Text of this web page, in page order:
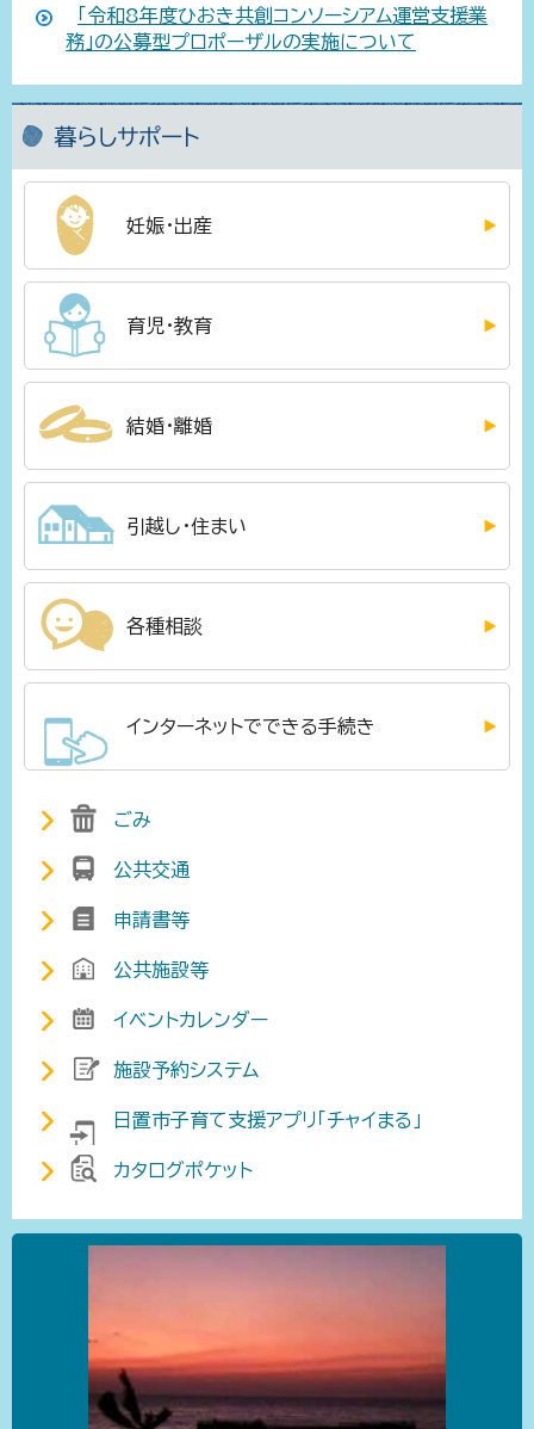
「令和8年度ひおき共創コンソーシアム運営支援業
務」の公募型プロポーザルの実施について
暮らしサポート
妊娠・出産
育児・教育
結婚・離婚
引越し・住まい
各種相談
インターネットでできる手続き
ごみ
公共交通
申請書等
公共施設等
イベントカレンダー
施設予約システム
日置市子育て支援アプリ「チャイまる」
カタログポケット